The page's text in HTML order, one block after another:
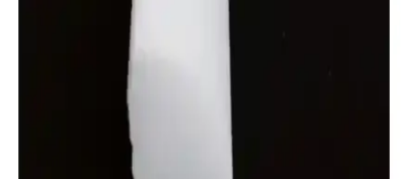
Güçpor bambu model strafor panel, 1 cm kalınlık, 50x50 cm ölçüler
ve kolay montaj özellikleriyle iç mekanlara estetik ve dayanıklılık
katıyor. 10 m² alan kaplar, doğal görünüm sağlar.
YEDİTEPEOSMANLI Dekoratif Strafor Köpük
Çıta 5 Metre Uzunluk ve Pratik Uygulama